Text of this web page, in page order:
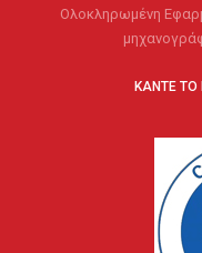
Ολοκληρωμένη
ΚΑΝΤΕ